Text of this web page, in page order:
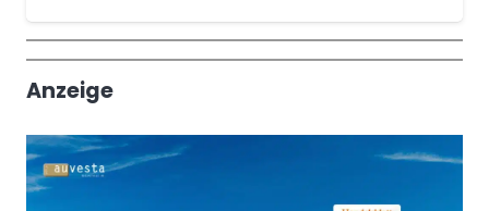
Wochenrückblick
Trendthemen
Anzeige